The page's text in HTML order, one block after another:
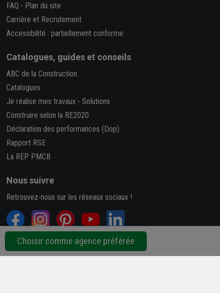
Choisir comme agence préférée
FAQ - Plan du site
Carrière et Recrutement
Accessibilité : partiellement conforme
Catalogues, guides et conseils
ABC de la Construction
Catalogues
Je réalise mes travaux - Solutions
Construire selon la RE2020
Déclaration des performances (Dop)
Rapport RSE
La REP PMCB
Nous suivre
Retrouvez-nous sur les réseaux sociaux !